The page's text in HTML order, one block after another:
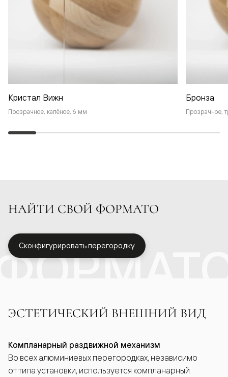
Кристал Вижн
Прозрачное, калёное, 6 мм
Бронза
Прозрачное,
НАЙТИ СВОЙ ФОРМАТО
Сконфигурировать перегородку
ЭСТЕТИЧЕСКИЙ ВНЕШНИЙ ВИД
Компланарный раздвижной механизм
Во всех алюминиевых перегородках, независимо
от типа установки, используется компланарный